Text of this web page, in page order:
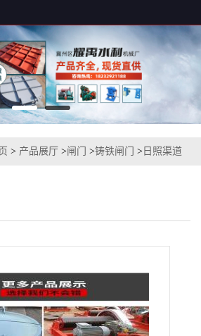
> 产品展厅 >闸门 >铸铁闸门 > 日照渠道